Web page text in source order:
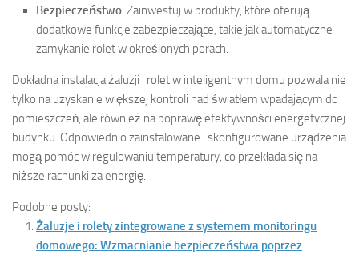
Bezpieczeństwo: Zainwestuj w produkty, które oferują
dodatkowe funkcje zabezpieczające, takie jak automatyczne
zamykanie rolet w określonych porach.
Dokładna instalacja żaluzji i rolet w inteligentnym domu pozwala nie
tylko na uzyskanie większej kontroli nad światłem wpadającym do
pomieszczeń, ale również na poprawę efektywności energetycznej
budynku. Odpowiednio zainstalowane i skonfigurowane urządzenia
mogą pomóc w regulowaniu temperatury, co przekłada się na
niższe rachunki za energię.
Podobne posty:
Żaluzje i rolety zintegrowane z systemem monitoringu
domowego: Wzmacnianie bezpieczeństwa poprzez